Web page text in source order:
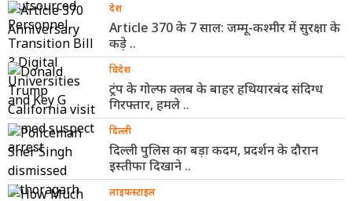
देश
Article 370 के 7 साल: जम्मू-कश्मीर में सुरक्षा के
कड़े ..
विदेश
ट्रंप के गोल्फ क्लब के बाहर हथियारबंद संदिग्ध
गिरफ्तार, हमले ..
दिल्ली
दिल्ली पुलिस का बड़ा कदम, प्रदर्शन के दौरान
इस्तीफा दिखाने ..
लाइफस्टाइल